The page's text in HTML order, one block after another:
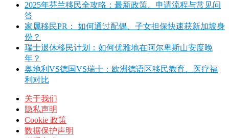
2025年芬兰移民全攻略：最新政策、申请流程与常见问
答
家属移民PR： 如何通过配偶、子女担保快速获新加坡身
份？
瑞士退休移民计划：如何优雅地在阿尔卑斯山安度晚
年？
奥地利VS德国VS瑞士：欧洲德语区移民教育、医疗福
利对比
关于我们
隐私声明
Cookie 政策
数据保护声明